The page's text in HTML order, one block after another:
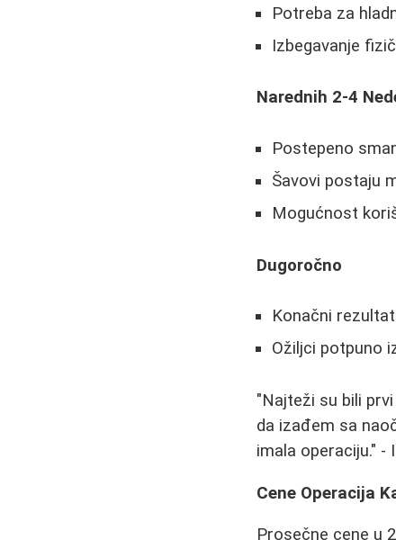
Potreba za
Izbegavanje
Narednih 2-4
Postepeno
Šavovi postaju
Mogućnost
Dugoročno
Konačni
Ožiljci potpuno
"Najteži su bili
da izađem sa
imala operaciju." -
Cene Operacija
Prosečne cene u